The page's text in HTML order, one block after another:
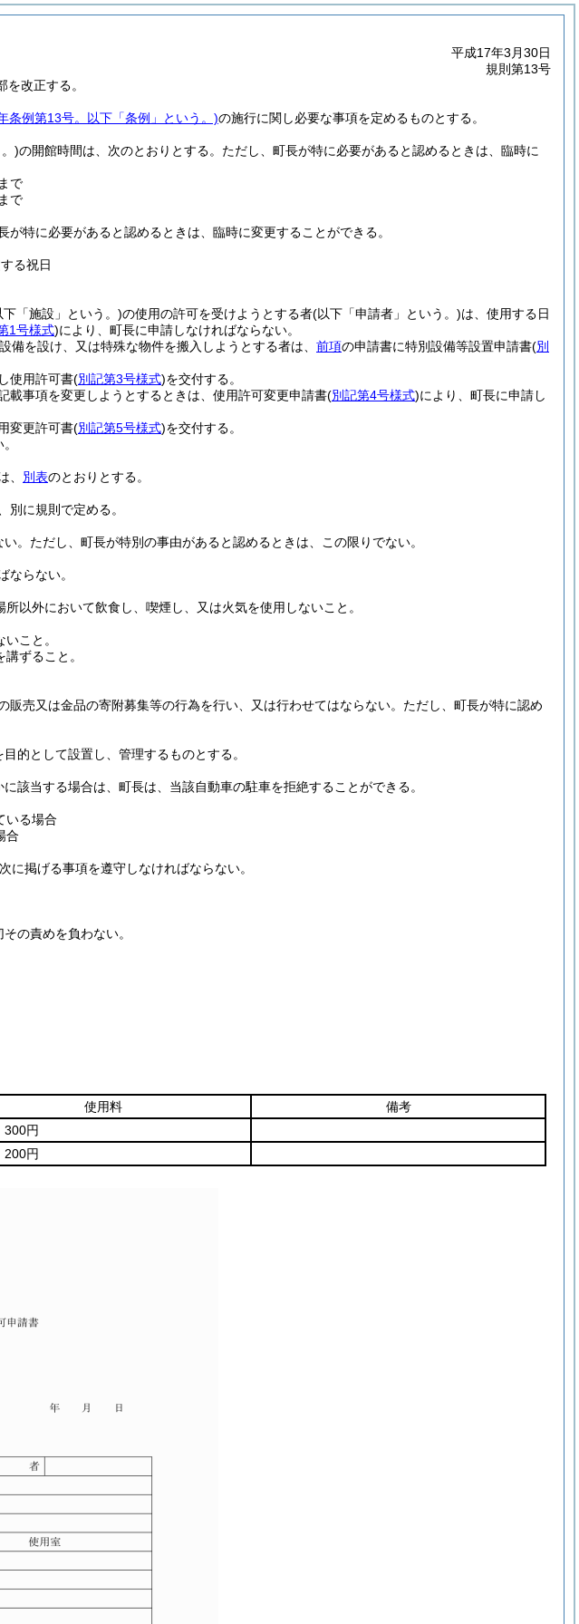
平成17年3月30日
規則第13号
改正する。
条例第13号。以下「条例」という。)の施行に関し必要な事項を定めるものとする。
)の開館時間は、次のとおりとする。 ただし、町長が特に必要があると認めるときは、臨時に
で
で
が特に必要があると認めるときは、臨時に変更することができる。
る祝日
下「施設」という。)の使用の許可を受けようとする者(以下「申請者」という。)は、使用する日
1号様式)により、町長に申請しなければならない。
備を設け、又は特殊な物件を搬入しようとする者は、 前項の申請書に特別設備等設置申請書(別
使用許可書(別記第3号様式)を交付する。
載事項を変更しようとするときは、使用許可変更申請書(別記第4号様式)により、町長に申請し
変更許可書(別記第5号様式)を交付する。
、 別表のとおりとする。
別に規則で定める。
。 ただし、町長が特別の事由があると認めるときは、この限りでない。
ならない。
以外において飲食し、喫煙し、又は火気を使用しないこと。
こと。
ずること。
売又は金品の寄附募集等の行為を行い、又は行わせてはならない。 ただし、町長が特に認め
的として設置し、管理するものとする。
に該当する場合は、町長は、当該自動車の駐車を拒絶することができる。
いる場合
合
に掲げる事項を遵守しなければならない。
の責めを負わない。
使用料
備考
円
円